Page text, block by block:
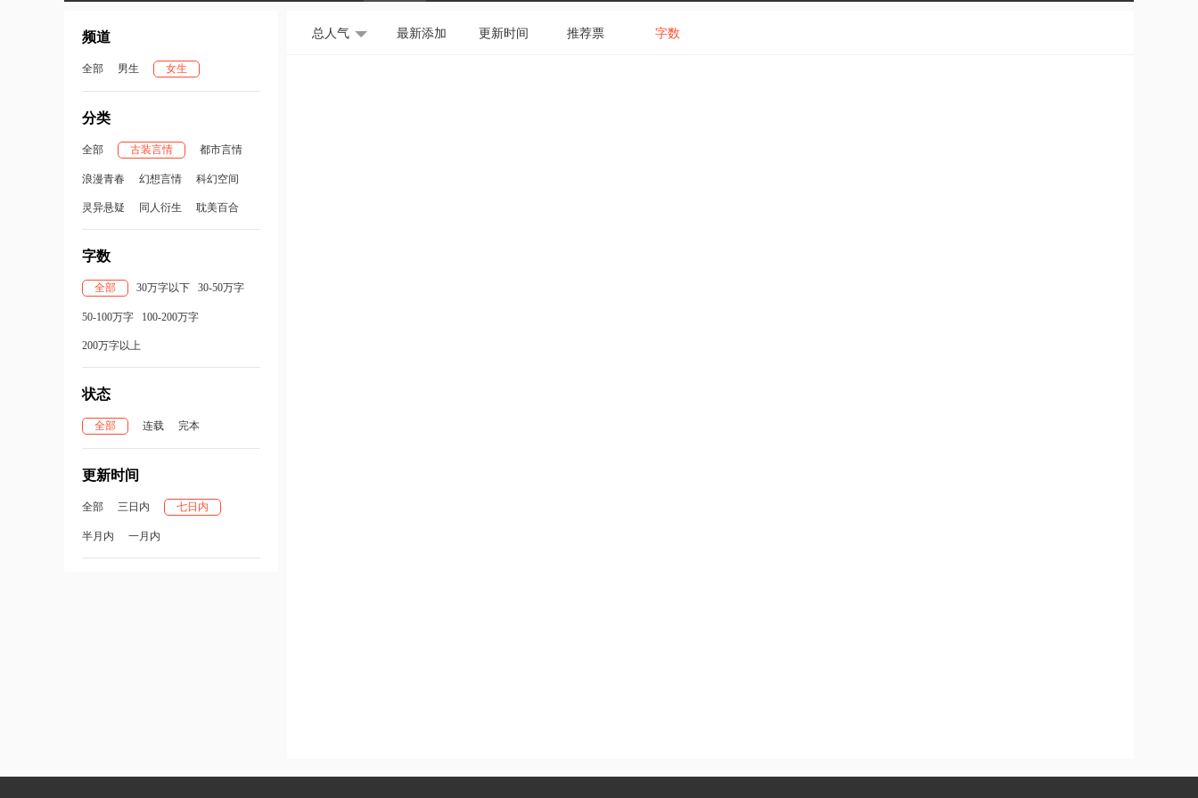
频道
全部 男生 女生
分类
全部 古装言情 都市言情
浪漫青春 幻想言情 科幻空间
灵异悬疑 同人衍生 耽美百合
字数
全部 30万字以下 30-50万字
50-100万字 100-200万字
200万字以上
状态
全部 连载 完本
更新时间
全部 三日内 七日内
半月内 一月内
总人气 最新添加 更新时间 推荐票 字数